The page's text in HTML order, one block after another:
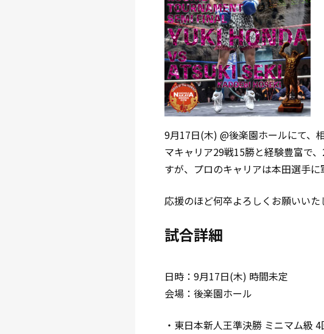
9月17日(木) @後楽園ホールにて、
マキャリア29戦15勝と経験豊富で
すが、プロのキャリアは本田選手
応援のほど何卒よろしくお願いいた
試合詳細
日時：9月17日(木) 時間未定
会場：後楽園ホール
・東日本新人王準決勝 ミニマム級